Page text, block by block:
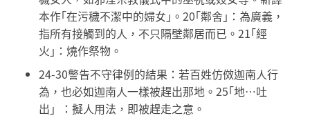
本作｢在污穢不潔中的婦女｣。20｢鄰舍｣：為廣義，
指所有接觸到的人，不只隔壁鄰居而已。21｢經
火｣：燒作祭物。
24-30警告不守律例的結果：若百姓仿傚迦南人行
為，也必如迦南人一樣被趕出那地。25｢地…吐
出」：擬人用法，即被趕走之意。